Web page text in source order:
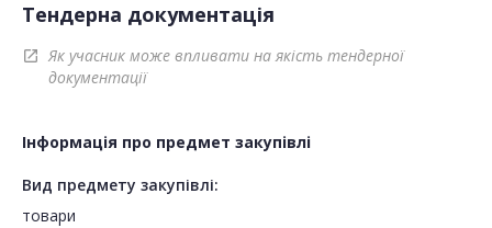
Тендерна документація
open_in_new
Як учасник може впливати на якість тендерної
документації
Інформація про предмет закупівлі
Вид предмету закупівлі:
товари